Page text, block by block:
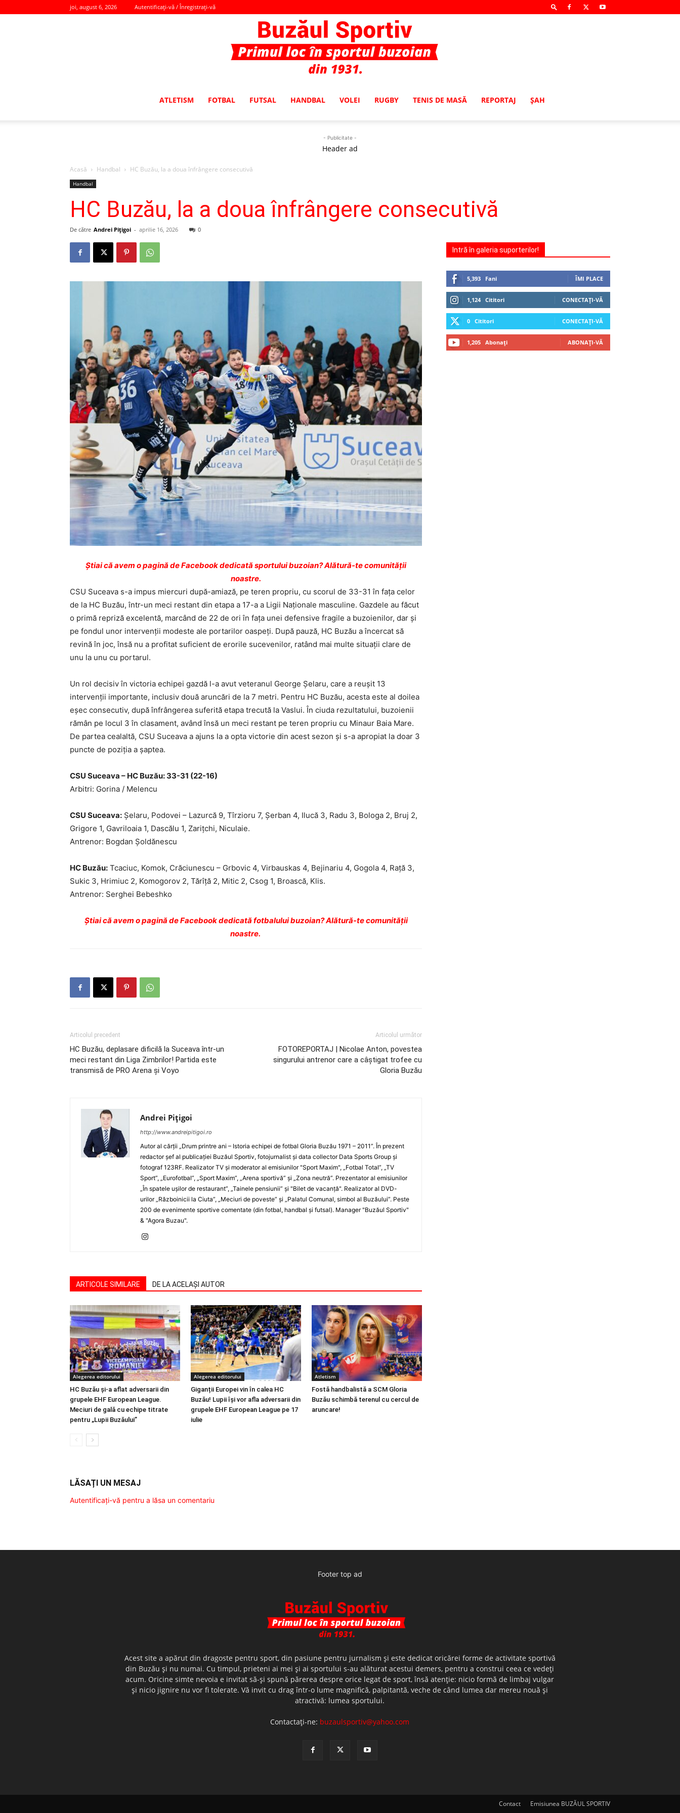
joi, august 6, 2026 Autentificați-vă / Înregistrați-vă
ATLETISM FOTBAL FUTSAL HANDBAL VOLEI RUGBY TENIS DE MASĂ REPORTAJ ŞAH
- Publicitate -
Header ad
Acasă Handbal HC Buzău, la a doua înfrângere consecutivă
Handbal
HC Buzău, la a doua înfrângere consecutivă
De către Andrei Pițigoi - aprilie 16, 2026 0
Ştiai că avem o pagină de Facebook dedicată sportului buzoian? Alătură-te comunității
noastre.
CSU Suceava s-a impus miercuri după-amiază, pe teren propriu, cu scorul de 33-31 în fața celor
de la HC Buzău, într-un meci restant din etapa a 17-a a Ligii Naționale masculine. Gazdele au făcut
o primă repriză excelentă, marcând de 22 de ori în fața unei defensive fragile a buzoienilor, dar și
pe fondul unor intervenții modeste ale portarilor oaspeți. După pauză, HC Buzău a încercat să
revină în joc, însă nu a profitat suficient de erorile sucevenilor, ratând mai multe situații clare de
unu la unu cu portarul.
Un rol decisiv în victoria echipei gazdă l-a avut veteranul George Șelaru, care a reușit 13
intervenții importante, inclusiv două aruncări de la 7 metri. Pentru HC Buzău, acesta este al doilea
eșec consecutiv, după înfrângerea suferită etapa trecută la Vaslui. În ciuda rezultatului, buzoienii
rămân pe locul 3 în clasament, având însă un meci restant pe teren propriu cu Minaur Baia Mare.
De partea cealaltă, CSU Suceava a ajuns la a opta victorie din acest sezon și s-a apropiat la doar 3
puncte de poziția a șaptea.
CSU Suceava – HC Buzău: 33-31 (22-16)
Arbitri: Gorina / Melencu
CSU Suceava: Șelaru, Podovei – Lazurcă 9, Tîrzioru 7, Șerban 4, Ilucă 3, Radu 3, Bologa 2, Bruj 2,
Grigore 1, Gavriloaia 1, Dascălu 1, Zarițchi, Niculaie.
Antrenor: Bogdan Șoldănescu
HC Buzău: Tcaciuc, Komok, Crăciunescu – Grbovic 4, Virbauskas 4, Bejinariu 4, Gogola 4, Rață 3,
Sukic 3, Hrimiuc 2, Komogorov 2, Tărîță 2, Mitic 2, Csog 1, Broască, Klis.
Antrenor: Serghei Bebeshko
Ştiai că avem o pagină de Facebook dedicată fotbalului buzoian? Alătură-te comunității
noastre.
Articolul precedent
HC Buzău, deplasare dificilă la Suceava într-un
meci restant din Liga Zimbrilor! Partida este
transmisă de PRO Arena și Voyo
Articolul următor
FOTOREPORTAJ | Nicolae Anton, povestea
singurului antrenor care a câștigat trofee cu
Gloria Buzău
Andrei Pițigoi
http://www.andreipitigoi.ro
Autor al cărţii „Drum printre ani – Istoria echipei de fotbal Gloria Buzău 1971 – 2011”. În prezent
redactor şef al publicaţiei Buzăul Sportiv, fotojurnalist şi data collector Data Sports Group şi
fotograf 123RF. Realizator TV şi moderator al emisiunilor "Sport Maxim", „Fotbal Total”, „TV
Sport”, „Eurofotbal”, „Sport Maxim”, „Arena sportivă” şi „Zona neutră”. Prezentator al emisiunilor
„În spatele uşilor de restaurant”, „Tainele pensiunii” şi "Bilet de vacanţă". Realizator al DVD-
urilor „Războinicii la Ciuta”, „Meciuri de poveste” şi „Palatul Comunal, simbol al Buzăului”. Peste
200 de evenimente sportive comentate (din fotbal, handbal şi futsal). Manager "Buzăul Sportiv"
& "Agora Buzau".
ARTICOLE SIMILARE DE LA ACELAȘI AUTOR
Alegerea editorului
HC Buzău și-a aflat adversarii din
grupele EHF European League.
Meciuri de gală cu echipe titrate
pentru „Lupii Buzăului”
Alegerea editorului
Giganții Europei vin în calea HC
Buzău! Lupii își vor afla adversarii din
grupele EHF European League pe 17
iulie
Atletism
Fostă handbalistă a SCM Gloria
Buzău schimbă terenul cu cercul de
aruncare!
LĂSAȚI UN MESAJ
Autentificați-vă pentru a lăsa un comentariu
Intră în galeria suporterilor!
5,393 Fani ÎMI PLACE
1,124 Cititori CONECTAȚI-VĂ
0 Cititori CONECTAȚI-VĂ
1,205 Abonați ABONAȚI-VĂ
Footer top ad
Acest site a apărut din dragoste pentru sport, din pasiune pentru jurnalism şi este dedicat oricărei forme de activitate sportivă
din Buzău şi nu numai. Cu timpul, prieteni ai mei şi ai sportului s-au alăturat acestui demers, pentru a construi ceea ce vedeţi
acum. Oricine simte nevoia e invitat să-şi spună părerea despre orice legat de sport, însă atenţie: nicio formă de limbaj vulgar
şi nicio jignire nu vor fi tolerate. Vă invit cu drag într-o lume magnifică, palpitantă, veche de când lumea dar mereu nouă şi
atractivă: lumea sportului.
Contactați-ne: buzaulsportiv@yahoo.com
Contact Emisiunea BUZĂUL SPORTIV